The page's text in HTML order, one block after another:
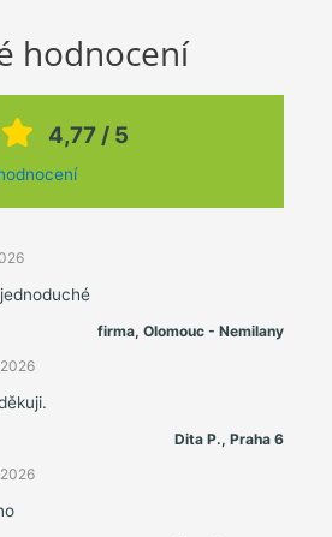
hodnocení
4,77 / 5
firma, Olomouc - Nemilany
Dita P., Praha 6